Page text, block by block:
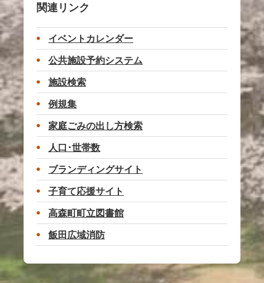
関連リンク
イベントカレンダー
公共施設予約システム
施設検索
例規集
家庭ごみの出し方検索
人口･世帯数
ブランディングサイト
子育て応援サイト
高森町町立図書館
飯田広域消防